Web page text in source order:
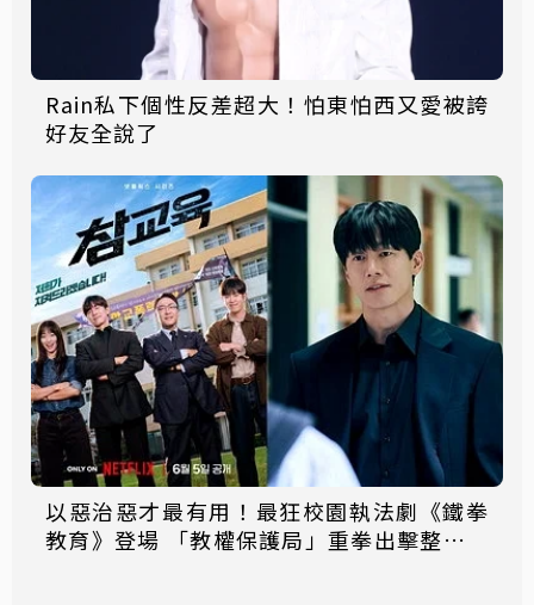
Rain私下個性反差超大！怕東怕西又愛被誇
好友全說了
以惡治惡才最有用！最狂校園執法劇《鐵拳
教育》登場 「教權保護局」重拳出擊整頓失